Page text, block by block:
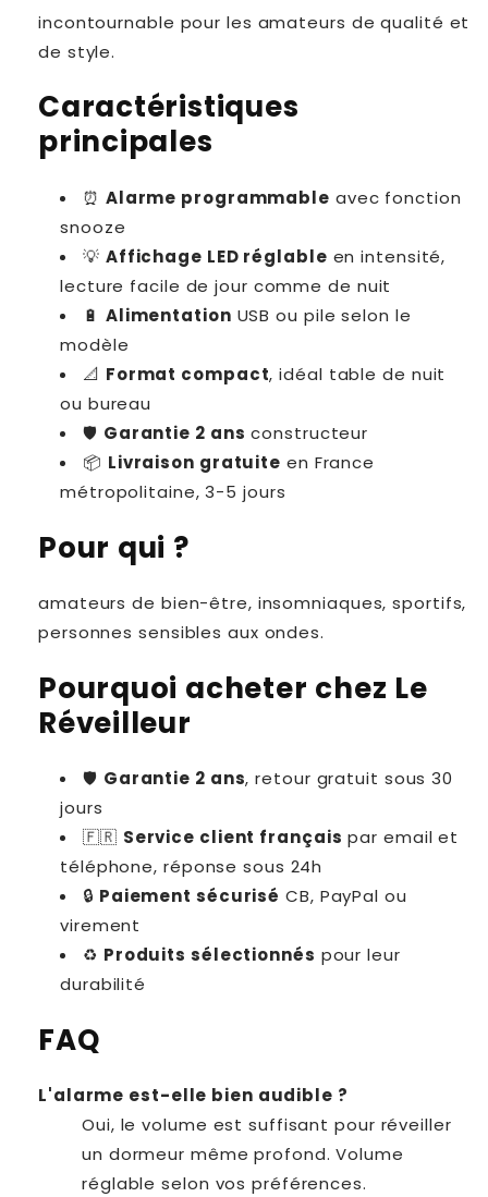
incontournable pour les amateurs de qualité et
de style.
Caractéristiques
principales
⏰ Alarme programmable avec fonction
snooze
💡 Affichage LED réglable en intensité,
lecture facile de jour comme de nuit
🔋 Alimentation USB ou pile selon le
modèle
📐 Format compact, idéal table de nuit
ou bureau
🛡 Garantie 2 ans constructeur
📦 Livraison gratuite en France
métropolitaine, 3-5 jours
Pour qui ?
amateurs de bien-être, insomniaques, sportifs,
personnes sensibles aux ondes.
Pourquoi acheter chez Le
Réveilleur
🛡 Garantie 2 ans, retour gratuit sous 30
jours
🇫🇷 Service client français par email et
téléphone, réponse sous 24h
🔒 Paiement sécurisé CB, PayPal ou
virement
♻️ Produits sélectionnés pour leur
durabilité
FAQ
L'alarme est-elle bien audible ?
Oui, le volume est suffisant pour réveiller
un dormeur même profond. Volume
réglable selon vos préférences.